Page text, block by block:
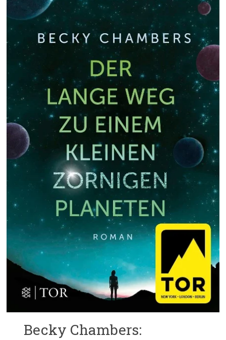
Becky Chambers: